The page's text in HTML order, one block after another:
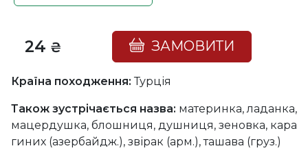
24 ₴ ЗАМОВИТИ
Країна походження:Турція
Також зустрічається назва: материнка, ладанка,
мацердушка, блошниця, душниця, зеновка, кара
гиних (азербайдж.), звірак (арм.), ташава (груз.)